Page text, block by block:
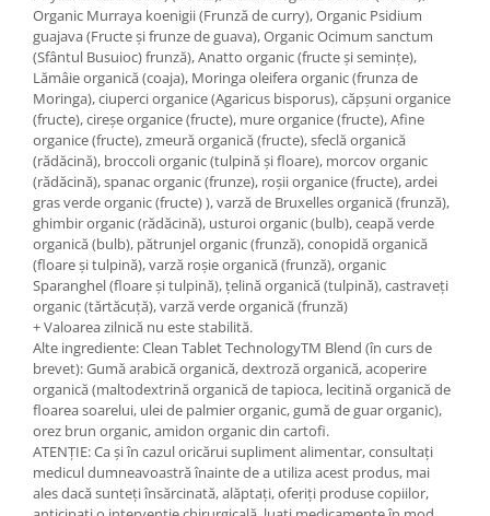
Organic Murraya koenigii (Frunză de curry), Organic Psidium
guajava (Fructe și frunze de guava), Organic Ocimum sanctum
(Sfântul Busuioc) frunză), Anatto organic (fructe și semințe),
Lămâie organică (coaja), Moringa oleifera organic (frunza de
Moringa), ciuperci organice (Agaricus bisporus), căpșuni organice
(fructe), cireșe organice (fructe), mure organice (fructe), Afine
organice (fructe), zmeură organică (fructe), sfeclă organică
(rădăcină), broccoli organic (tulpină și floare), morcov organic
(rădăcină), spanac organic (frunze), roșii organice (fructe), ardei
gras verde organic (fructe) ), varză de Bruxelles organică (frunză),
ghimbir organic (rădăcină), usturoi organic (bulb), ceapă verde
organică (bulb), pătrunjel organic (frunză), conopidă organică
(floare și tulpină), varză roșie organică (frunză), organic
Sparanghel (floare și tulpină), țelină organică (tulpină), castraveți
organic (tărtăcuță), varză verde organică (frunză)
+ Valoarea zilnică nu este stabilită.
Alte ingrediente: Clean Tablet TechnologyTM Blend (în curs de
brevet): Gumă arabică organică, dextroză organică, acoperire
organică (maltodextrină organică de tapioca, lecitină organică de
floarea soarelui, ulei de palmier organic, gumă de guar organic),
orez brun organic, amidon organic din cartofi.
ATENȚIE: Ca și în cazul oricărui supliment alimentar, consultați
medicul dumneavoastră înainte de a utiliza acest produs, mai
ales dacă sunteți însărcinată, alăptați, oferiți produse copiilor,